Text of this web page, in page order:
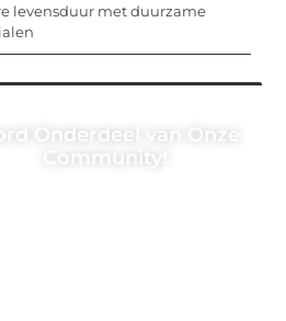
levensduur met duurzame
Onderdeel van Onze
Community!